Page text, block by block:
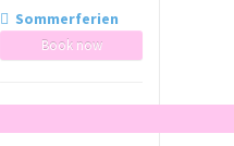
Sommerferien
Book now